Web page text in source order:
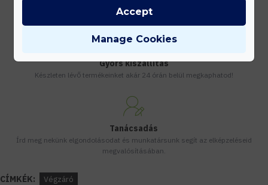
Vásárolj nagyobb mennyiségben és megadjuk a legjobb gyártói árakat.
Gyors kiszállítás
Készleten lévő termékeinket akár 24 órán belül megkaphatod!
Tanácsadás
Írd meg nekünk elgondolásodat és munkatársunk segít az elképzeléseid
megvalósításában.
CÍMKÉK: Végzáró
Manage Cookies
Accept